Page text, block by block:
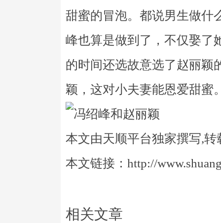
甜蜜的冒泡。都说男生做什
峰也算是做到了，不仅娶了
的时间还选故意选了赵丽颖
颖，这对小夫妻能恩爱甜蜜
本文由天顺平台独家撰写,转
本文链接：http://
相关文章